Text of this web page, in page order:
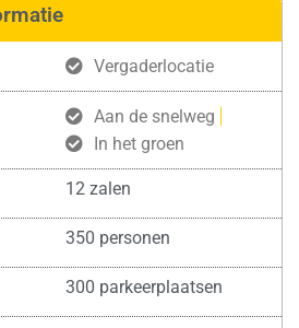
Vergaderlocatie
Aan de snelweg
In het groen
12 zalen
350 personen
300 parkeerplaatsen